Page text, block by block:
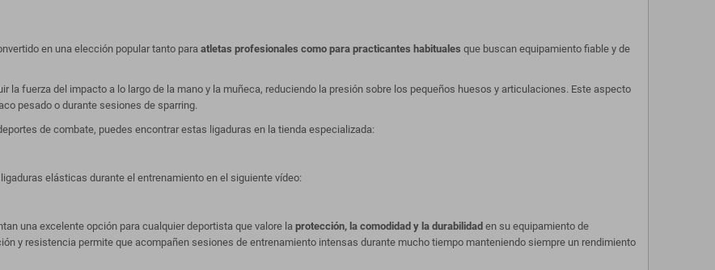
en una elección popular tanto para atletas profesionales como para practicantes habituales que buscan equipamiento fiable y de
la fuerza del impacto a lo largo de la mano y la muñeca, reduciendo la presión sobre los pequeños huesos y articulaciones. Este aspecto
pesado o durante sesiones de sparring.
de combate, puedes encontrar estas ligaduras en la tienda especializada:
elásticas durante el entrenamiento en el siguiente vídeo:
una excelente opción para cualquier deportista que valore la protección, la comodidad y la durabilidad en su equipamiento de
y resistencia permite que acompañen sesiones de entrenamiento intensas durante mucho tiempo manteniendo siempre un rendimiento